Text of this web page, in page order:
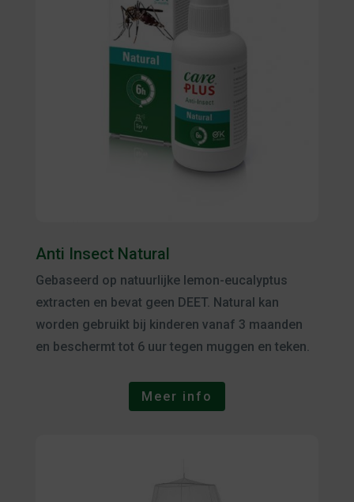
Anti Insect Natural
Gebaseerd op natuurlijke lemon-eucalyptus
extracten en bevat geen DEET. Natural kan
worden gebruikt bij kinderen vanaf 3 maanden
en beschermt tot 6 uur tegen muggen en teken.
Meer info